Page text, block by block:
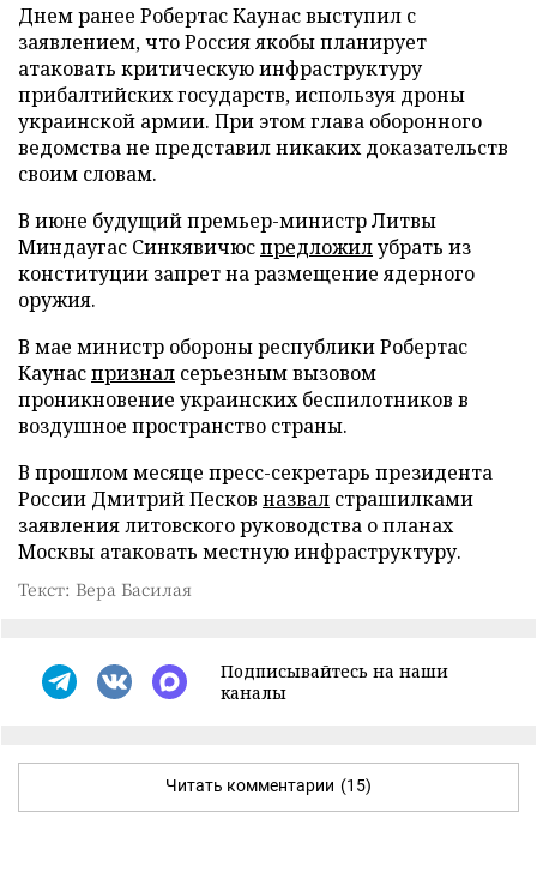
Днем ранее Робертас Каунас выступил с
заявлением, что Россия якобы планирует
атаковать критическую инфраструктуру
прибалтийских государств, используя дроны
украинской армии. При этом глава оборонного
ведомства не представил никаких доказательств
своим словам.
В июне будущий премьер-министр Литвы
Миндаугас Синкявичюспредложилубрать из
конституции запрет на размещение ядерного
оружия.
В мае министр обороны республики Робертас
Каунаспризнал серьезным вызовом
проникновение украинских беспилотников в
воздушное пространство страны.
В прошлом месяце пресс-секретарь президента
России Дмитрий Песков назвал страшилками
заявления литовского руководства о планах
Москвы атаковать местную инфраструктуру.
Текст: Вера Басилая
Подписывайтесь на наши
каналы
Читать комментарии (15)